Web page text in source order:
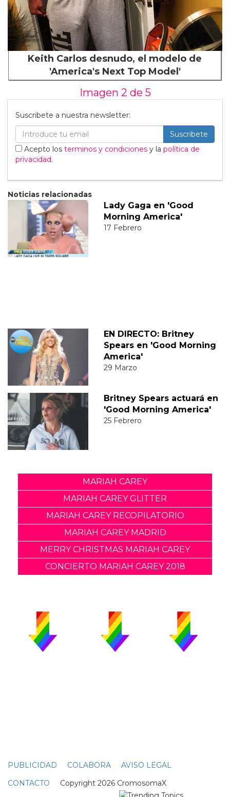
Keith Carlos desnudo, el modelo de
'America's Next Top Model'
Imagen 2 de 5
Suscribete a nuestra newsletter:
Suscribete
Acepto los terminos y condiciones y la política de
privacidad.
Noticias relacionadas
Lady Gaga en 'Good
Morning America'
17 Febrero
EN DIRECTO: Britney
Spears en 'Good Morning
America'
29 Marzo
Britney Spears actuará en
'Good Morning America'
25 Febrero
MARIAH CAREY
MARIAH CAREY GLITTER
MARIAH CAREY RECOPILATORIO
MARIAH CAREY MADRID
MERRY CHRISTMAS MARIAH CAREY
CONCIERTO MARIAH CAREY 2018
PUBLICIDAD COLABORA
AVISO LEGAL
CONTACTO Copyright 2026 CromosomaX